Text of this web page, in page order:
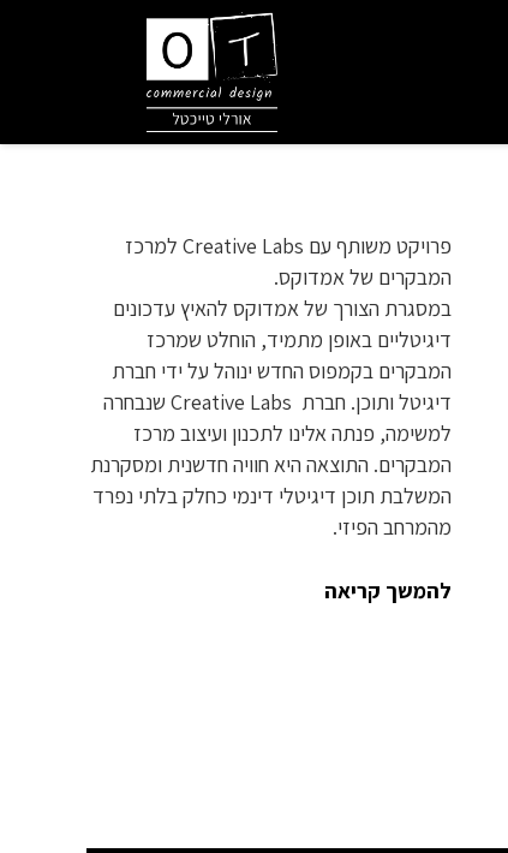
פרויקט משותף עם Creative Labs למרכז
המבקרים של אמדוקס.
במסגרת הצורך של אמדוקס להאיץ עדכונים
דיגיטליים באופן מתמיד, הוחלט שמרכז
המבקרים בקמפוס החדש ינוהל על ידי חברת
דיגיטל ותוכן. חברת Creative Labs שנבחרה
למשימה, פנתה אלינו לתכנון ועיצוב מרכז
המבקרים. התוצאה היא חוויה חדשנית ומסקרנת
המשלבת תוכן דיגיטלי דינמי כחלק בלתי נפרד
מהמרחב הפיזי.
להמשך קריאה